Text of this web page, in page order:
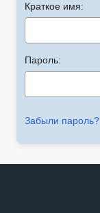
Краткое имя:
Пароль:
Забыли пароль?